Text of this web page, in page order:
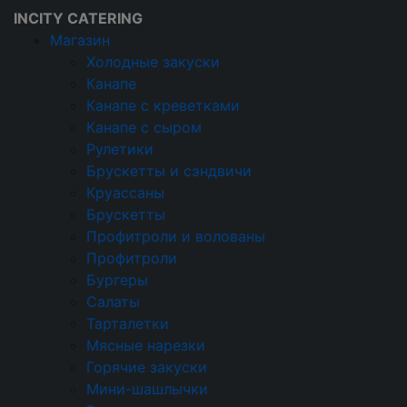
INCITY CATERING
Магазин
Холодные закуски
Канапе
Канапе с креветками
Канапе с сыром
Рулетики
Брускетты и сэндвичи
Круассаны
Брускетты
Профитроли и волованы
Профитроли
Бургеры
Салаты
Тарталетки
Мясные нарезки
Горячие закуски
Мини-шашлычки
Кейтеринговая компания
О компании
Статьи
ВЫЕЗДНОЙ БАНКЕТ В МОСКВЕ: ОТЛИЧИЯ ОТ
ФУРШЕТА И СОВЕТЫ
Представьте: площадка выбрана, приглашения
разосланы, фотограф забронирован — и тут
упираетесь в вопрос питания. Банкет? Фуршет? А
может, что-то среднее? На первый взгляд разница
кажется косметической, но на деле она
определяет весь сценарий вечера: как долго гости